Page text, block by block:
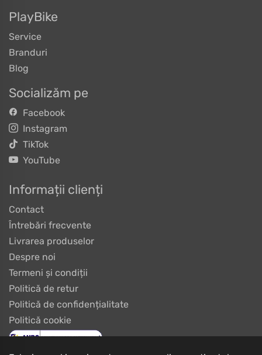
PlayBike
Service
Branduri
Blog
Socializăm pe
Facebook
Instagram
TikTok
YouTube
Informații clienți
Contact
Întrebări frecvente
Livrarea produselor
Despre noi
Termeni și condiții
Politică de retur
Politică de confidențialitate
Politică cookie